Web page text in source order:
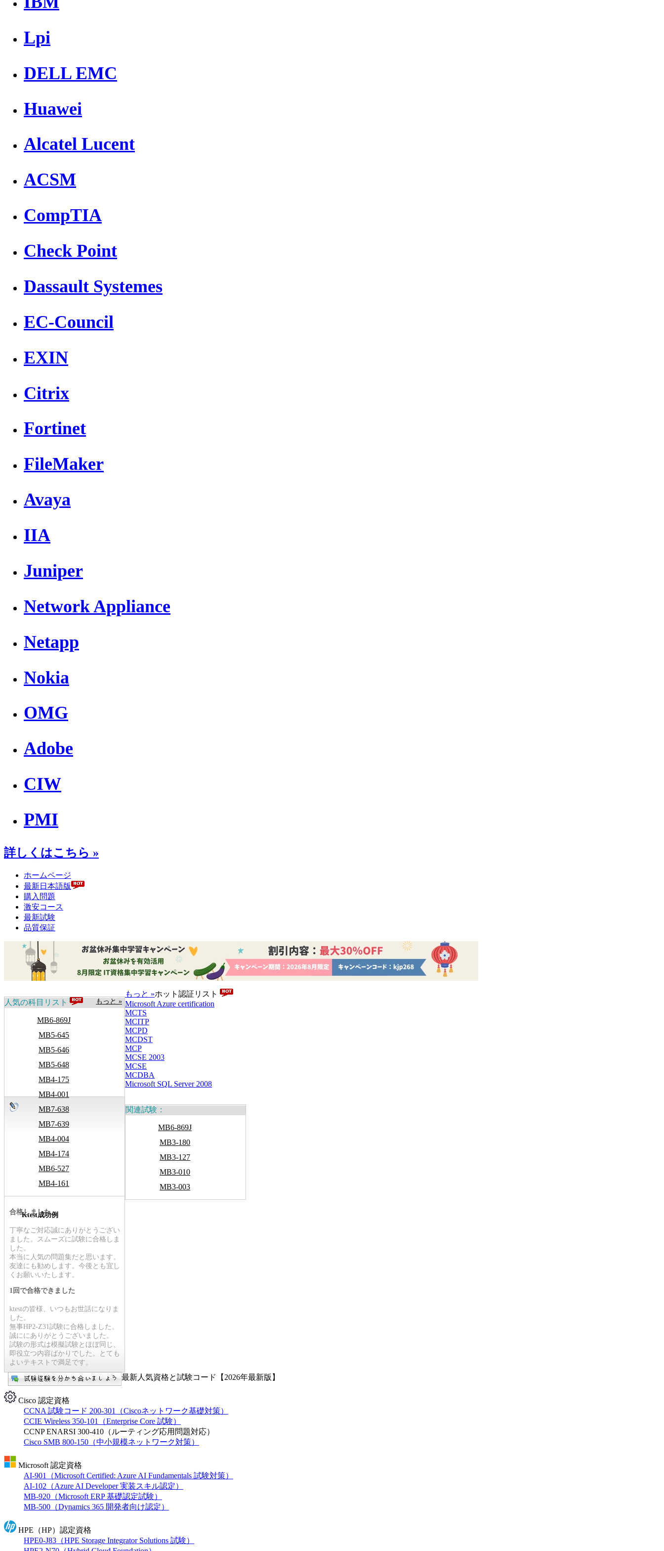
Lpi
DELL EMC
Huawei
Alcatel Lucent
ACSM
CompTIA
Check Point
Dassault Systemes
EC-Council
EXIN
Citrix
Fortinet
FileMaker
Avaya
IIA
Juniper
Network Appliance
Netapp
Nokia
OMG
Adobe
CIW
PMI
詳しくはこちら »
ホームページ
最新日本語版
購入問題
激安コース
最新試験
品質保証
もっと »
人気の科目リスト
MB6-869J
MB5-645
MB5-646
MB5-648
MB4-175
MB4-001
MB7-638
MB7-639
MB4-004
MB4-174
MB6-527
MB4-161
もっと »ホット認証リスト
Microsoft Azure certification
MCTS
MCITP
MCPD
MCDST
MCP
MCSE 2003
MCSE
MCDBA
Microsoft SQL Server 2008
関連試験：
MB6-869J
MB3-180
MB3-127
MB3-010
MB3-003
Ktest成功例
合格しました
丁寧なご対応誠にありがとうござい
ました。スムーズに試験に合格しま
した。
本当に人気の問題集だと思います。
友達にも勧めします。今後とも宜し
くお願いいたします。
1回で合格できました
ktestの皆様、いつもお世話になりま
した。
無事HP2-Z31試験に合格しました。
誠ににありがとうございました。
試験の形式は模擬試験とほぼ同じ、
即役立つ内容ばかりでした。とても
よいテキストで満足です。
最新人気資格と試験コード【2026年最新版】
Cisco 認定資格
CCNA 試験コード 200-301（Ciscoネットワーク基礎対策）
CCIE Wireless 350-101（Enterprise Core 試験）
CCNP ENARSI 300-410（ルーティング応用問題対応）
Cisco SMB 800-150（中小規模ネットワーク対策）
Microsoft 認定資格
AI-901（Microsoft Certified: Azure AI Fundamentals 試験対策）
AI-102（Azure AI Developer 実装スキル認定）
MB-920（Microsoft ERP 基礎認定試験）
MB-500（Dynamics 365 開発者向け認定）
HPE（HP）認定資格
HPE0-J83（HPE Storage Integrator Solutions 試験）